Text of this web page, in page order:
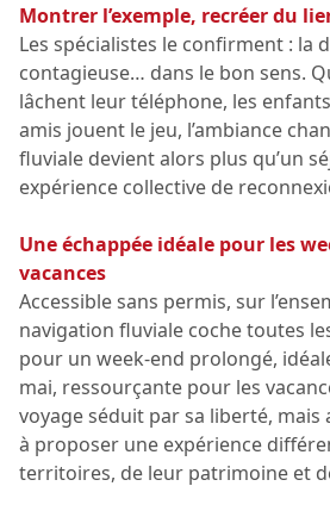
Montrer l’exemple, recréer du
Les spécialistes le confirment : la
contagieuse… dans le bon sens.
lâchent leur téléphone, les
amis jouent le jeu, l’ambiance
fluviale devient alors plus qu’un
expérience collective de
Une échappée idéale pour les
vacances
Accessible sans permis, sur
navigation fluviale coche toutes
pour un week-end prolongé,
mai, ressourçante pour les
voyage séduit par sa liberté, mais
à proposer une expérience
territoires, de leur patrimoine et